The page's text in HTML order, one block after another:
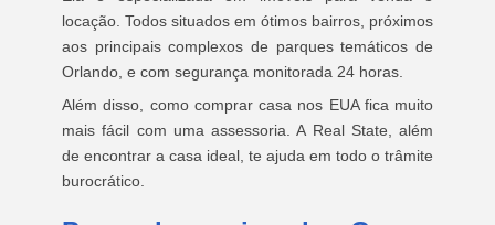
locação. Todos situados em ótimos bairros, próximos
aos principais complexos de parques temáticos de
Orlando, e com segurança monitorada 24 horas.
Além disso, como comprar casa nos EUA fica muito
mais fácil com uma assessoria. A Real State, além
de encontrar a casa ideal, te ajuda em todo o trâmite
burocrático.